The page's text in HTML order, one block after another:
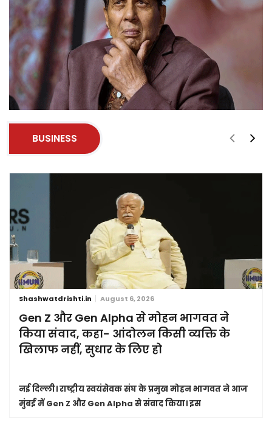
BUSINESS
Shashwatdrishti.in August 6, 2026
Gen Z और Gen Alpha से मोहन भागवत ने
किया संवाद, कहा- आंदोलन किसी व्यक्ति के
खिलाफ नहीं, सुधार के लिए हो
नई दिल्ली।राष्ट्रीय स्वयंसेवक संघ के प्रमुख मोहन भागवत ने आज
मुंबई में Gen Z और Gen Alpha से संवाद किया। इस